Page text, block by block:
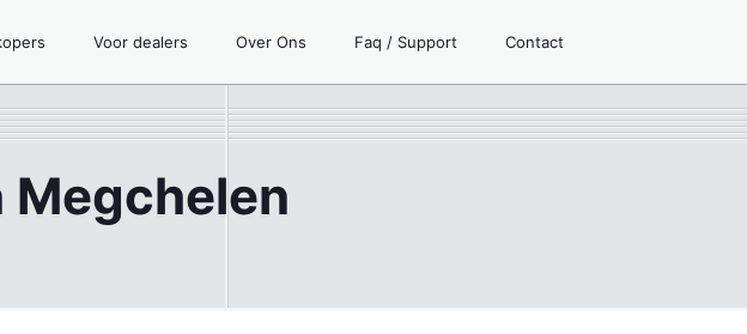
Voor dealers Over Ons Faq / Support Contact
Megchelen